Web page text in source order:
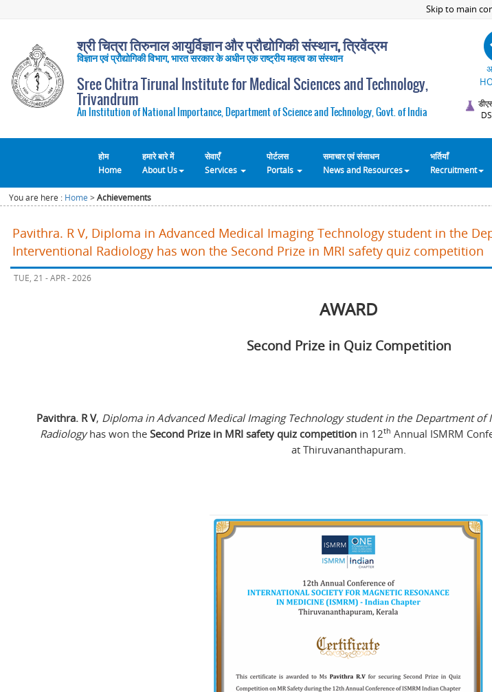
Skip to main
श्री चित्रा तिरुनाल आयुर्विज्ञान और प्रौद्योगिकी संस्थान, त्रिवेंद्रम
विज्ञान एवं प्रौद्योगिकी विभाग, भारत सरकार के अधीन एक राष्ट्रीय महत्व का संस्थान
Sree Chitra Tirunal Institute for Medical Sciences and Technology,
Trivandrum
An Institution of National Importance, Department of Science and Technology, Govt. of India
होम
Home
हमारे बारे में
About Us
सेवाएँ
Services
पोर्टलस
Portals
समाचार एवं संसाधन
News and Resources
भर्तियाँ
Recruitment
You are here : Home >Achievements
Pavithra. R V, Diploma in Advanced Medical Imaging Technology student in the
Interventional Radiology has won the Second Prize in MRI safety quiz competition
TUE, 21 - APR - 2026
AWARD
Second Prize in Quiz Competition
Pavithra. R V, Diploma in Advanced Medical Imaging Technology student in the Department of
Radiologyhas won theSecond Prize in MRI safety quiz competition in 12th Annual ISMRM
at Thiruvananthapuram.